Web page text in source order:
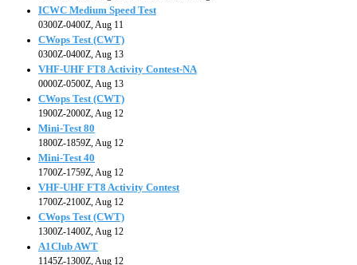
ICWC Medium Speed Test
0300Z-0400Z, Aug 11
CWops Test (CWT)
0300Z-0400Z, Aug 13
VHF-UHF FT8 Activity Contest-NA
0000Z-0500Z, Aug 13
CWops Test (CWT)
1900Z-2000Z, Aug 12
Mini-Test 80
1800Z-1859Z, Aug 12
Mini-Test 40
1700Z-1759Z, Aug 12
VHF-UHF FT8 Activity Contest
1700Z-2100Z, Aug 12
CWops Test (CWT)
1300Z-1400Z, Aug 12
A1Club AWT
1145Z-1300Z, Aug 12